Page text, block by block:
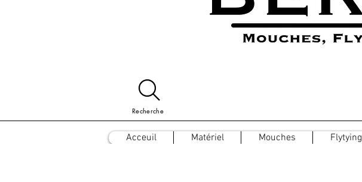
Recherche
Acceuil Matériel Mouches Flytying